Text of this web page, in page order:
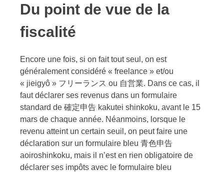
Du point de vue de la
fiscalité
Encore une fois, si on fait tout seul, on est
généralement considéré « freelance » et/ou
« jieigyô » フリーランス ou 自営業. Dans ce cas, il
faut déclarer ses revenus dans un formulaire
standard de 確定申告 kakutei shinkoku, avant le 15
mars de chaque année. Néanmoins, lorsque le
revenu atteint un certain seuil, on peut faire une
déclaration sur un formulaire bleu 青色申告
aoiroshinkoku, mais il n’est en rien obligatoire de
déclarer ses impôts avec le formulaire bleu